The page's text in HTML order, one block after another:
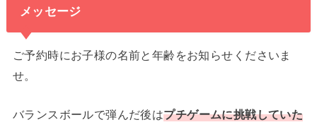
メッセージ
ご予約時にお子様の名前と年齢をお知らせくださいま
せ。
バランスボールで弾んだ後はプチゲームに挑戦していた